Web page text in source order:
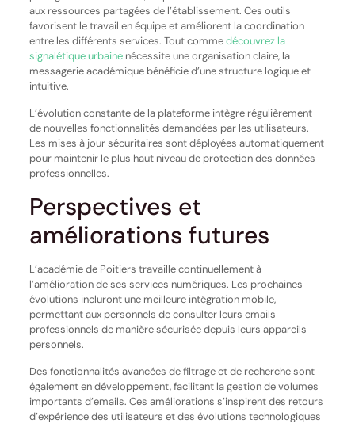
aux ressources partagées de l’établissement. Ces outils
favorisent le travail en équipe et améliorent la coordination
entre les différents services. Tout commedécouvrez la
signalétique urbainenécessite une organisation claire, la
messagerie académique bénéficie d’une structure logique et
intuitive.
L’évolution constante de la plateforme intègre régulièrement
de nouvelles fonctionnalités demandées par les utilisateurs.
Les mises à jour sécuritaires sont déployées automatiquement
pour maintenir le plus haut niveau de protection des données
professionnelles.
Perspectives et
améliorations futures
L’académie de Poitiers travaille continuellement à
l’amélioration de ses services numériques. Les prochaines
évolutions incluront une meilleure intégration mobile,
permettant aux personnels de consulter leurs emails
professionnels de manière sécurisée depuis leurs appareils
personnels.
Des fonctionnalités avancées de filtrage et de recherche sont
également en développement, facilitant la gestion de volumes
importants d’emails. Ces améliorations s’inspirent des retours
d’expérience des utilisateurs et des évolutions technologiques